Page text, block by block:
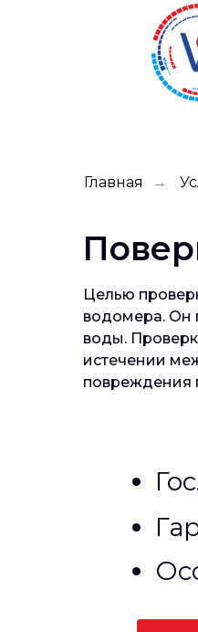
Главная →
Целью
водомера. Он
воды.
истечении
повреждения